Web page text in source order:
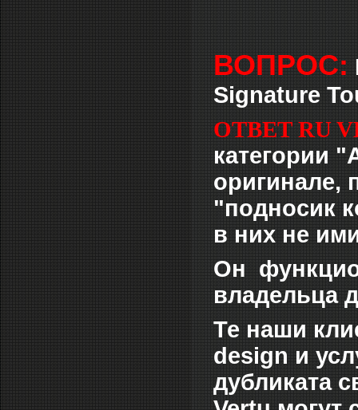
ВОПРОС:
Signature
ОТВЕТ RU
категории
оригинале,
"подносик
в них не
Он
владельца
Те наши
design и
дубликата